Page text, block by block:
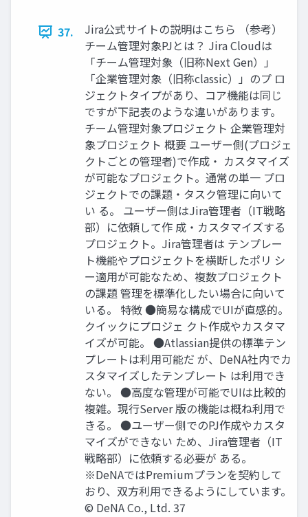
37.
Jira公式サイトの説明はこちら （参考）
チーム管理対象PJとは？ Jira Cloudは
「チーム管理対象（旧称Next Gen）」
「企業管理対象（旧称classic）」のプ ロ
ジェクトタイプがあり、コア機能は同じ
ですが下記表のような違いがあります。
チーム管理対象プロジェクト 企業管理対
象プロジェクト 概要 ユーザー側(プロジェ
クトごとの管理者)で作成・ カスタマイズ
が可能なプロジェクト。通常の単一 プロ
ジェクトでの課題・タスク管理に向いて
い る。 ユーザー側はJira管理者（IT戦略
部）に依頼して作 成・カスタマイズする
プロジェクト。Jira管理者は テンプレー
ト機能やプロジェクトを横断したポリ シ
ー適用が可能なため、複数プロジェクト
の課題 管理を標準化したい場合に向いて
いる。 特徴 ●簡易な構成でUIが直感的。
クイックにプロジェ クト作成やカスタマ
イズが可能。 ●Atlassian提供の標準テン
プレートは利用可能だ が、DeNA社内でカ
スタマイズしたテンプレート は利用でき
ない。 ●高度な管理が可能でUIは比較的
複雑。現行Server 版の機能は概ね利用で
きる。 ●ユーザー側でのPJ作成やカスタ
マイズができない ため、Jira管理者（IT
戦略部）に依頼する必要が ある。
※DeNAではPremiumプランを契約して
おり、双方利用できるようにしています。
© DeNA Co., Ltd. 37